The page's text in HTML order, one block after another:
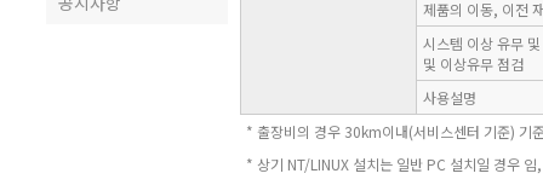
제품의 이동, 이전
시스템 이상 유무
및 이상유무 점검
사용설명
* 출장비의 경우 30km이내(서비스센터 기준) 기
* 상기 NT/LINUX 설치는 일반 PC 설치일 경우